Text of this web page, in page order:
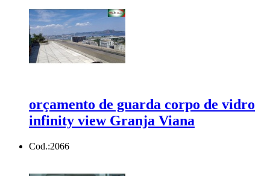
orçamento de guarda corpo de vidro
infinity view Granja Viana
Cod.:2066